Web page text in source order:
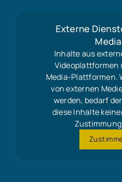
Externe
Media
Inhalte aus
Videoplattformen
Media-Plattformen.
von externen
werden, bedarf
diese Inhalte